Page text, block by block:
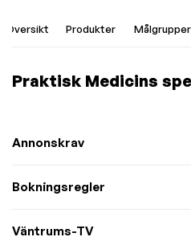
Översikt Produkter Målgrupper
Praktisk Medicins
Annonskrav
Bokningsregler
Väntrums-TV